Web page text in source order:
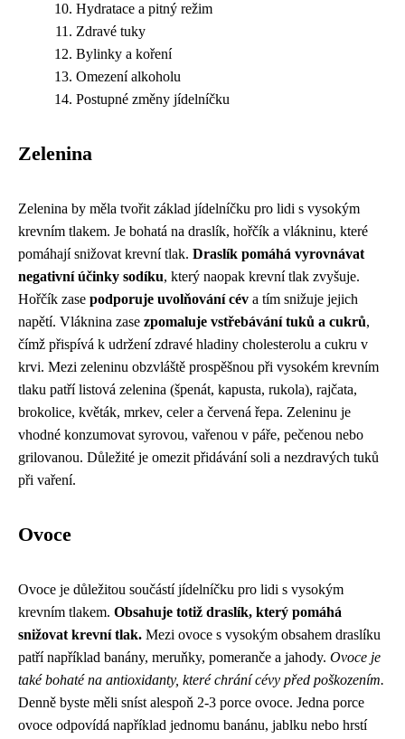
Hydratace a pitný režim
Zdravé tuky
Bylinky a koření
Omezení alkoholu
Postupné změny jídelníčku
Zelenina
Zelenina by měla tvořit základ jídelníčku pro lidi s vysokým
krevním tlakem. Je bohatá na draslík, hořčík a vlákninu, které
pomáhají snižovat krevní tlak. Draslík pomáhá vyrovnávat
negativní účinky sodíku, který naopak krevní tlak zvyšuje.
Hořčík zase podporuje uvolňování cév a tím snižuje jejich
napětí. Vláknina zase zpomaluje vstřebávání tuků a cukrů,
čímž přispívá k udržení zdravé hladiny cholesterolu a cukru v
krvi. Mezi zeleninu obzvláště prospěšnou při vysokém krevním
tlaku patří listová zelenina (špenát, kapusta, rukola), rajčata,
brokolice, květák, mrkev, celer a červená řepa. Zeleninu je
vhodné konzumovat syrovou, vařenou v páře, pečenou nebo
grilovanou. Důležité je omezit přidávání soli a nezdravých tuků
při vaření.
Ovoce
Ovoce je důležitou součástí jídelníčku pro lidi s vysokým
krevním tlakem. Obsahuje totiž draslík, který pomáhá
snižovat krevní tlak. Mezi ovoce s vysokým obsahem draslíku
patří například banány, meruňky, pomeranče a jahody. Ovoce je
také bohaté na antioxidanty, které chrání cévy před poškozením.
Denně byste měli sníst alespoň 2-3 porce ovoce. Jedna porce
ovoce odpovídá například jednomu banánu, jablku nebo hrstí